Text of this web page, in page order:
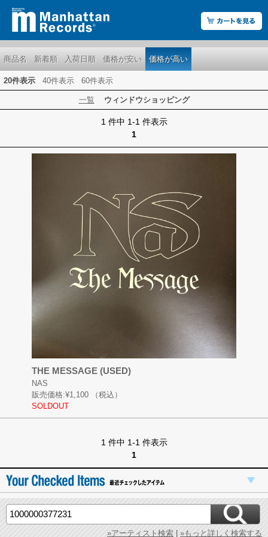
商品名 新着順 入荷日順 価格が安い 価格が高い
20件表示 40件表示 60件表示
一覧 ウィンドウショッピング
1 件中 1-1 件表示
1
THE MESSAGE (USED)
NAS
販売価格:¥1,100
（税込）
SOLDOUT
1 件中 1-1 件表示
1
»アーティスト検索 | »もっと詳しく検索する